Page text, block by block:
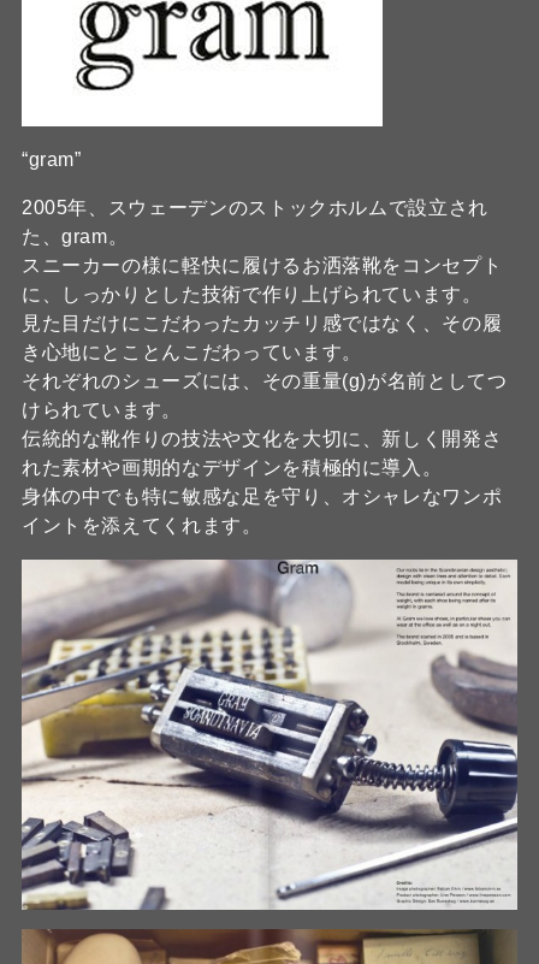
“gram”
2005年、スウェーデンのストックホルムで設立され
た、gram。
スニーカーの様に軽快に履けるお洒落靴をコンセプト
に、しっかりとした技術で作り上げられています。
見た目だけにこだわったカッチリ感ではなく、その履
き心地にとことんこだわっています。
それぞれのシューズには、その重量(g)が名前としてつ
けられています。
伝統的な靴作りの技法や文化を大切に、新しく開発さ
れた素材や画期的なデザインを積極的に導入。
身体の中でも特に敏感な足を守り、オシャレなワンポ
イントを添えてくれます。